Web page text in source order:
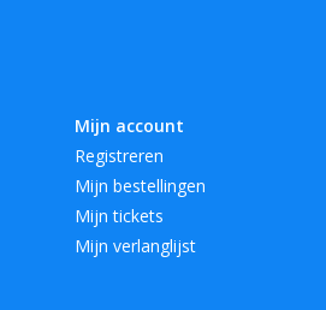
Mijn account
Registreren
Mijn bestellingen
Mijn tickets
Mijn verlanglijst